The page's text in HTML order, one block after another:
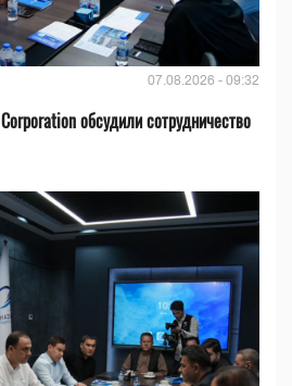
07.08.2026 - 09:32
обсудили сотрудничество